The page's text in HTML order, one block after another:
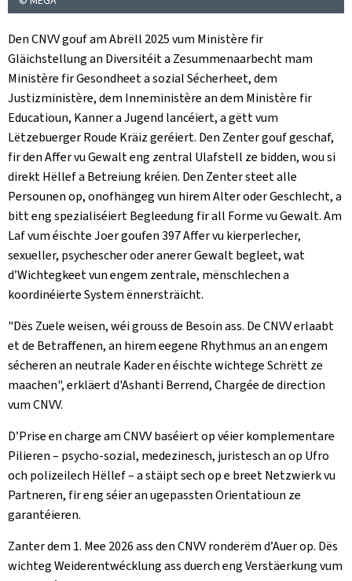
Den CNVV gouf am Abrëll 2025 vum Ministère fir
Gläichstellung an Diversitéit a Zesummenaarbecht mam
Ministère fir Gesondheet a sozial Sécherheet, dem
Justizministère, dem Inneministère an dem Ministère fir
Educatioun, Kanner a Jugend lancéiert, a gëtt vum
Lëtzebuerger Roude Kräiz geréiert. Den Zenter gouf geschaf,
fir den Affer vu Gewalt eng zentral Ulafstell ze bidden, wou si
direkt Hëllef a Betreiung kréien. Den Zenter steet alle
Persounen op, onofhängeg vun hirem Alter oder Geschlecht, a
bitt eng spezialiséiert Begleedung fir all Forme vu Gewalt. Am
Laf vum éischte Joer goufen 397 Affer vu kierperlecher,
sexueller, psychescher oder anerer Gewalt begleet, wat
d’Wichtegkeet vun engem zentrale, mënschlechen a
koordinéierte System ënnersträicht.
"Dës Zuele weisen, wéi grouss de Besoin ass. De CNVV erlaabt
et de Betraffenen, an hirem eegene Rhythmus an an engem
sécheren an neutrale Kader en éischte wichtege Schrëtt ze
maachen", erkläert d'Ashanti Berrend, Chargée de direction
vum CNVV.
D’Prise en charge am CNVV baséiert op véier komplementare
Pilieren – psycho-sozial, medezinesch, juristesch an op Ufro
och polizeilech Hëllef – a stäipt sech op e breet Netzwierk vu
Partneren, fir eng séier an ugepassten Orientatioun ze
garantéieren.
Zanter dem 1. Mee 2026 ass den CNVV ronderëm d’Auer op. Dës
wichteg Weiderentwécklung ass duerch eng Verstäerkung vum